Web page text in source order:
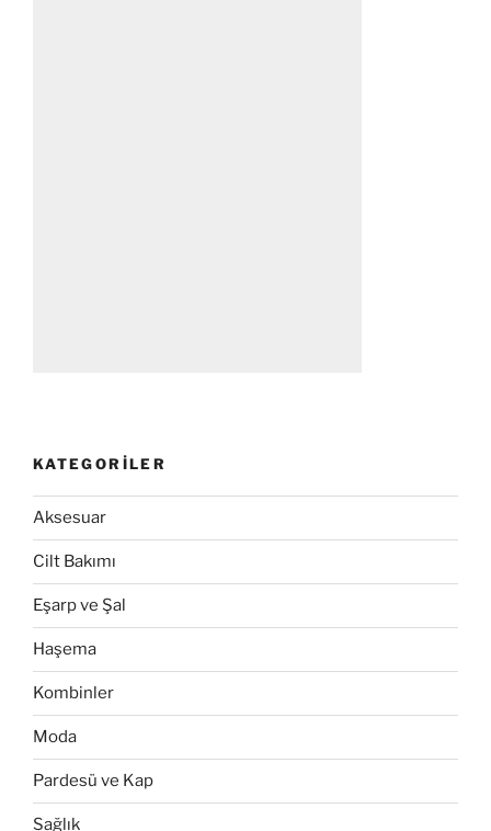
KATEGORILER
Aksesuar
Cilt Bakımı
Eşarp ve Şal
Haşema
Kombinler
Moda
Pardesü ve Kap
Sağlık